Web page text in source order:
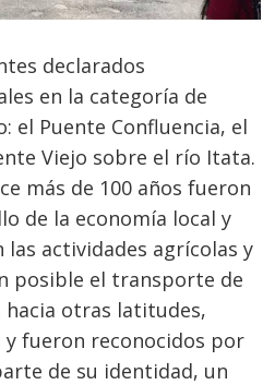
declarados
en la categoría de
el Puente Confluencia, el
Viejo sobre el río Itata.
más de 100 años fueron
de la economía local y
actividades agrícolas y
posible el transporte de
otras latitudes,
fueron reconocidos por
de su identidad, un